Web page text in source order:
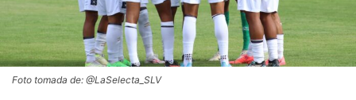
Foto tomada de: @LaSelecta_SLV